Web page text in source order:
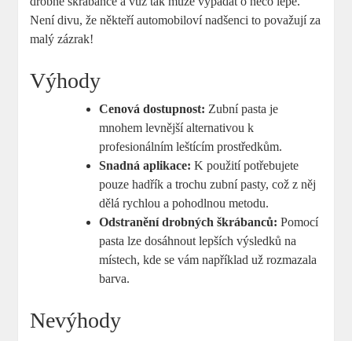
Není divu, že někteří automobiloví nadšenci to považují za
malý zázrak!
Výhody
Cenová dostupnost: Zubní pasta je
mnohem levnější alternativou k
profesionálním leštícím prostředkům.
Snadná aplikace: K použití potřebujete
pouze hadřík a trochu zubní pasty, což z něj
dělá rychlou a pohodlnou metodu.
Odstranění drobných škrábanců: Pomocí
pasta lze dosáhnout lepších výsledků na
místech, kde se vám například už rozmazala
barva.
Nevýhody